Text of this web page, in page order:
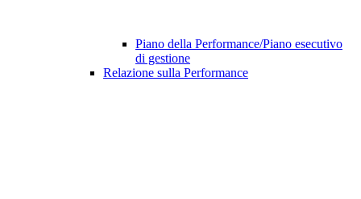
Piano della Performance/Piano esecutivo
di gestione
Relazione sulla Performance